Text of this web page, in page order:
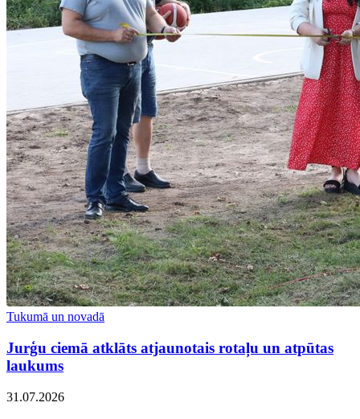
Tukumā un novadā
Jurģu ciemā atklāts atjaunotais rotaļu un atpūtas
laukums
31.07.2026